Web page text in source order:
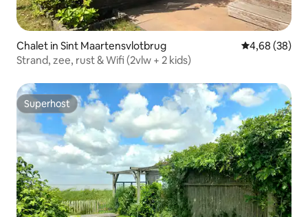
Chalet in Sint Maartensvlotbrug Gemiddelde
4,68 (38)
Strand, zee, rust & Wifi (2vlw + 2 kids)
Superhost
Superhost